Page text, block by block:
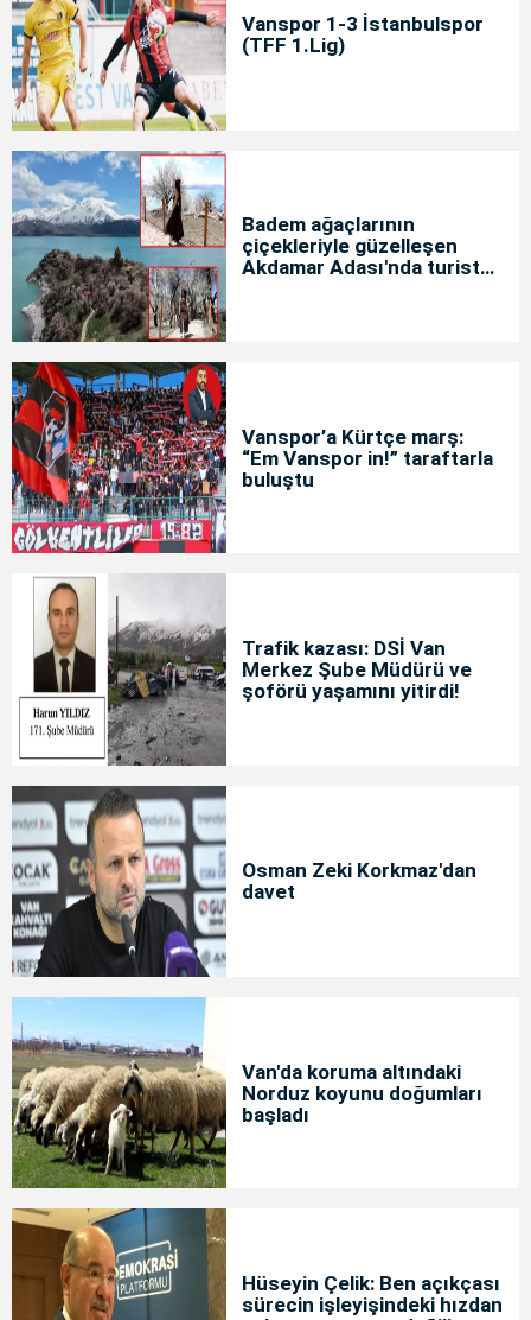
Vanspor 1-3 İstanbulspor
(TFF 1.Lig)
Badem ağaçlarının
çiçekleriyle güzelleşen
Akdamar Adası'nda turist
Vanspor’a Kürtçe marş:
“Em Vanspor in!” taraftarla
buluştu
Trafik kazası: DSİ Van
Merkez Şube Müdürü ve
şoförü yaşamını yitirdi!
Osman Zeki Korkmaz'dan
davet
Van'da koruma altındaki
Norduz koyunu doğumları
başladı
Hüseyin Çelik: Ben açıkçası
sürecin işleyişindeki hızdan